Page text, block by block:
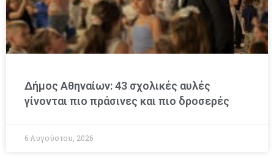
Δήμος Αθηναίων: 43 σχολικές αυλές
γίνονται πιο πράσινες και πιο δροσερές
6 Αυγούστου, 2026